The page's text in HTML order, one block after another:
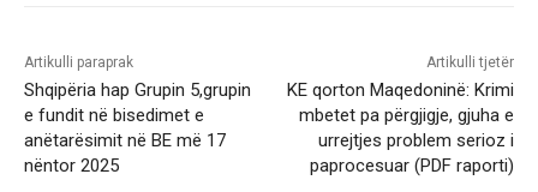
Artikulli paraprak
Shqipëria hap Grupin 5,grupin
e fundit në bisedimet e
anëtarësimit në BE më 17
nëntor 2025
Artikulli tjetër
KE qorton Maqedoninë: Krimi
mbetet pa përgjigje, gjuha e
urrejtjes problem serioz i
paprocesuar (PDF raporti)